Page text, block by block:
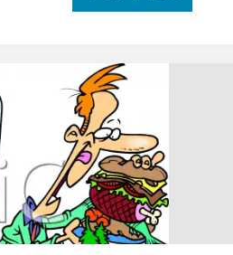
תאוות
האכילה"